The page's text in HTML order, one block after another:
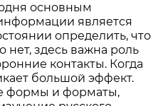
основным
является
определить, что
нет, здесь важна роль
контакты. Когда
большой эффект.
формы и форматы,